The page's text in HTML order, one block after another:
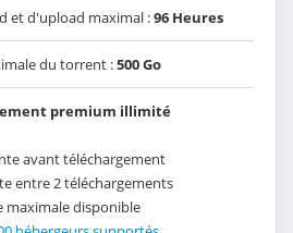
et d'upload maximal :96 Heures
du torrent :500 Go
premium illimité
avant téléchargement
entre 2 téléchargements
maximale disponible